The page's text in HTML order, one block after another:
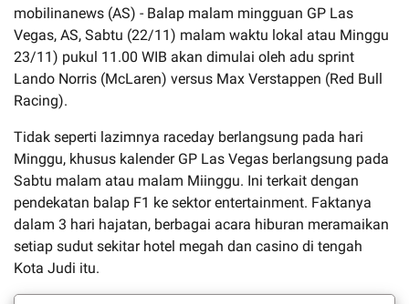
mobilinanews (AS) - Balap malam mingguan GP Las
Vegas, AS, Sabtu (22/11) malam waktu lokal atau Minggu
23/11) pukul 11.00 WIB akan dimulai oleh adu sprint
Lando Norris (McLaren) versus Max Verstappen (Red Bull
Racing).
Tidak seperti lazimnya raceday berlangsung pada hari
Minggu, khusus kalender GP Las Vegas berlangsung pada
Sabtu malam atau malam Miinggu. Ini terkait dengan
pendekatan balap F1 ke sektor entertainment. Faktanya
dalam 3 hari hajatan, berbagai acara hiburan meramaikan
setiap sudut sekitar hotel megah dan casino di tengah
Kota Judi itu.